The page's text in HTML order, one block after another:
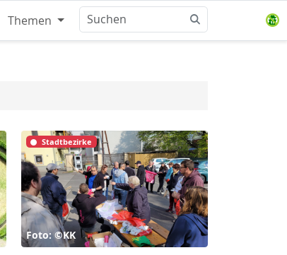
Themen
Stadtbezirke
Foto: ©KK